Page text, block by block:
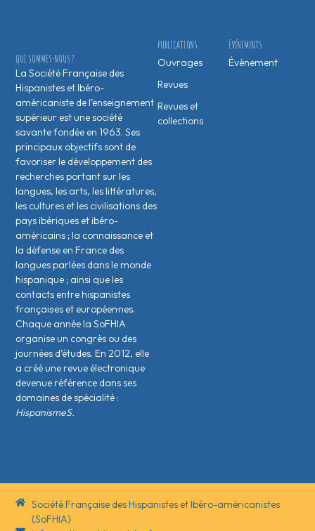
ÉVÉNEMENTS
Évènement
PUBLICATIONS
Ouvrages
Revues
Revues et
collections
QUI SOMMES-NOUS ?
La Société Française des
Hispanistes et Ibéro-
américaniste de l’enseignement
supérieur est une société
savante fondée en 1963. Ses
principaux objectifs sont de
favoriser le développement des
recherches portant sur les
langues, les arts, les littératures,
les cultures et les civilisations des
pays ibériques et ibéro-
américains ; la connaissance et
la défense en France des
langues parlées dans le monde
hispanique ; ainsi que les
contacts entre hispanistes
français·es et européen·nes.
Chaque année la SoFHIA
organise un congrès ou des
journées d’études. En 2012, elle
a créé une revue électronique
devenue référence dans ses
domaines de spécialité :
HispanismeS.
Société Française des Hispanistes et Ibéro-américanistes
(SoFHIA)